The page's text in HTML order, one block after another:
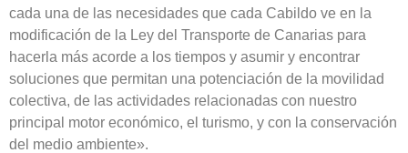
cada una de las necesidades que cada Cabildo ve en la
modificación de la Ley del Transporte de Canarias para
hacerla más acorde a los tiempos y asumir y encontrar
soluciones que permitan una potenciación de la movilidad
colectiva, de las actividades relacionadas con nuestro
principal motor económico, el turismo, y con la conservación
del medio ambiente».